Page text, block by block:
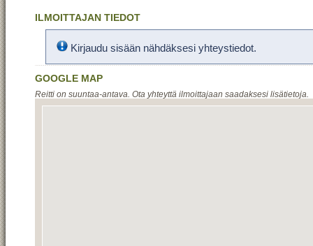
ILMOITTAJAN TIEDOT
Kirjaudu sisään nähdäksesi yhteystiedot.
GOOGLE MAP
Reitti on suuntaa-antava. Ota yhteyttä ilmoittajaan saadaksesi lisätietoja.